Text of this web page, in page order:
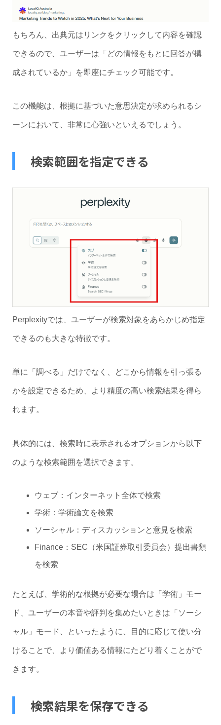
もちろん、出典元はリンクをクリックして内容を確認
できるので、ユーザーは「どの情報をもとに回答が構
成されているか」を即座にチェック可能です。
この機能は、根拠に基づいた意思決定が求められるシ
ーンにおいて、非常に心強いといえるでしょう。
検索範囲を指定できる
Perplexityでは、ユーザーが検索対象をあらかじめ指定
できるのも大きな特徴です。
単に「調べる」だけでなく、どこから情報を引っ張る
かを設定できるため、より精度の高い検索結果を得ら
れます。
具体的には、検索時に表示されるオプションから以下
のような検索範囲を選択できます。
ウェブ：インターネット全体で検索
学術：学術論文を検索
ソーシャル：ディスカッションと意見を検索
Finance：SEC（米国証券取引委員会）提出書類
を検索
たとえば、学術的な根拠が必要な場合は「学術」モー
ド、ユーザーの本音や評判を集めたいときは「ソーシ
ャル」モード、といったように、目的に応じて使い分
けることで、より価値ある情報にたどり着くことがで
きます。
検索結果を保存できる